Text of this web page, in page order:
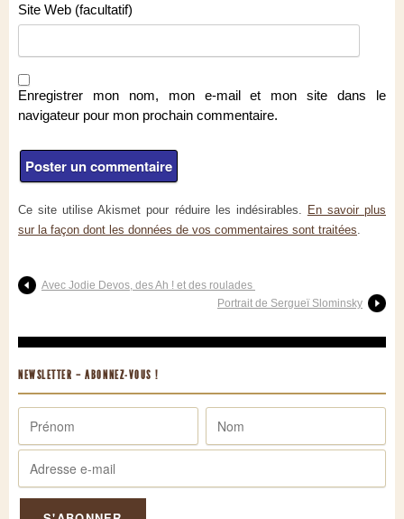
Site Web (facultatif)
Enregistrer mon nom, mon e-mail et mon site dans le
navigateur pour mon prochain commentaire.
Ce site utilise Akismet pour réduire les indésirables. En savoir plus
sur la façon dont les données de vos commentaires sont traitées
Avec Jodie Devos, des Ah ! et des roulades
Portrait de Sergueï Slominsky
NEWSLETTER – ABONNEZ-VOUS !